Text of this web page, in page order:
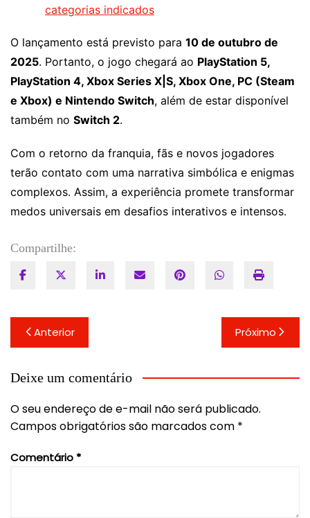
categorias indicados
O lançamento está previsto para 10 de outubro de
2025. Portanto, o jogo chegará ao PlayStation 5,
PlayStation 4, Xbox Series X|S, Xbox One, PC (Steam
e Xbox) e Nintendo Switch, além de estar disponível
também no Switch 2.
Com o retorno da franquia, fãs e novos jogadores
terão contato com uma narrativa simbólica e enigmas
complexos. Assim, a experiência promete transformar
medos universais em desafios interativos e intensos.
Compartilhe:
Navegação
de
Post
Anterior Próximo
Deixe um comentário
O seu endereço de e-mail não será publicado.
Campos obrigatórios são marcados com *
Comentário *